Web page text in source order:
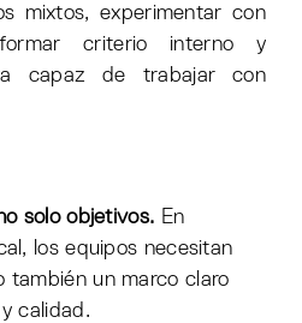
mixtos, experimentar con
criterio interno y
capaz de trabajar con
solo objetivos. En
los equipos necesitan
también un marco claro
calidad.